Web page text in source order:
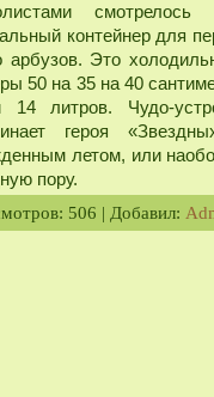
контейнер для
арбузов. Это
50 на 35 на 40
14 литров. Чудо-
героя
летом, или
пору.
: 506 | Добавил: